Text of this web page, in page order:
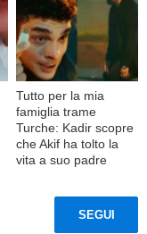
Tutto per la mia
famiglia trame
Turche: Kadir scopre
che Akif ha tolto la
vita a suo padre
SEGUI